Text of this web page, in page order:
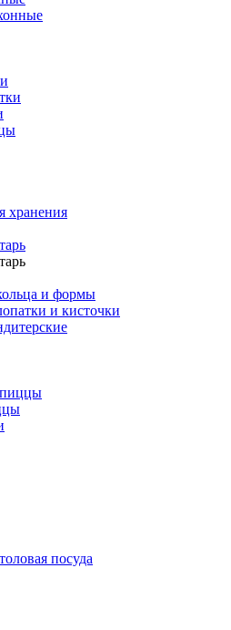
хранения
и формы
и кисточки
пиццы
посуда